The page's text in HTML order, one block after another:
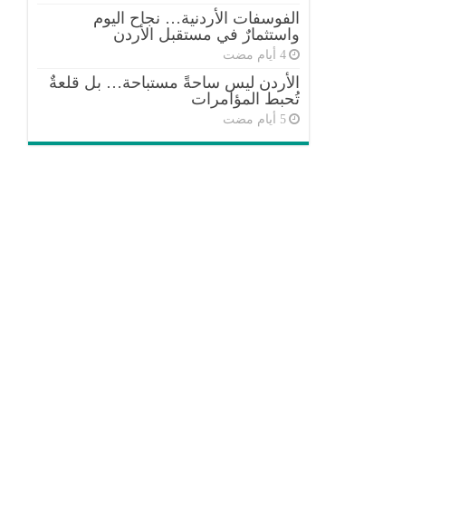
الفوسفات الأردنية… نجاح اليوم
واستثمارٌ في مستقبل الأردن
الأردن ليس ساحةً مستباحة… بل قلعةٌ
تُحبط المؤامرات